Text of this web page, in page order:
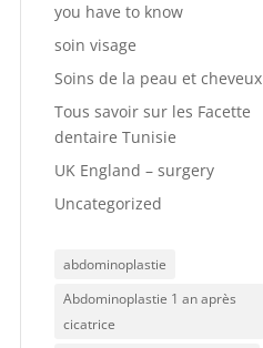
you have to know
soin visage
Soins de la peau et cheveux
Tous savoir sur les Facette
dentaire Tunisie
UK England – surgery
Uncategorized
abdominoplastie
Abdominoplastie 1 an après
cicatrice